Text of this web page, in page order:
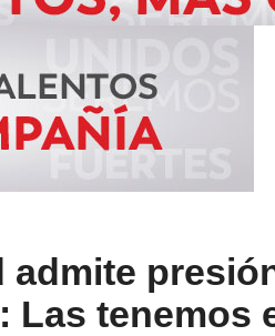
admite
Las tenemos